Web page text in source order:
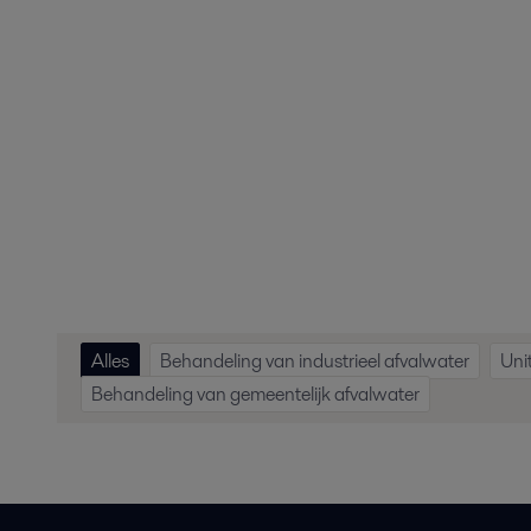
Alles Behandeling van industrieel afvalwater
Behandeling van gemeentelijk afvalwater